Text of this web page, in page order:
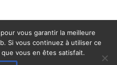
vous garantir la meilleure
Si vous continuez à utiliser ce
vous en êtes satisfait.